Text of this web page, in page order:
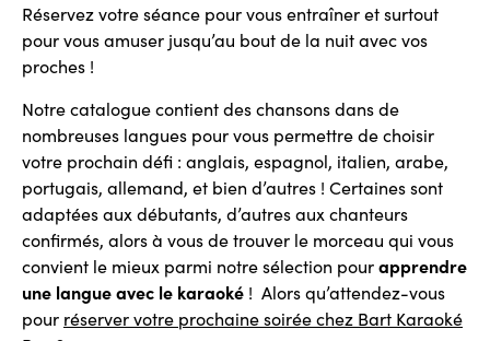
Réservez votre séance pour vous entraîner et surtout
pour vous amuser jusqu’au bout de la nuit avec vos
proches !
Notre catalogue contient des chansons dans de
nombreuses langues pour vous permettre de choisir
votre prochain défi : anglais, espagnol, italien, arabe,
portugais, allemand, et bien d’autres ! Certaines sont
adaptées aux débutants, d’autres aux chanteurs
confirmés, alors à vous de trouver le morceau qui vous
convient le mieux parmi notre sélection pourapprendre
une langue avec le karaoké ! Alors qu’attendez-vous
pour réserver votre prochaine soirée chez Bart Karaoké